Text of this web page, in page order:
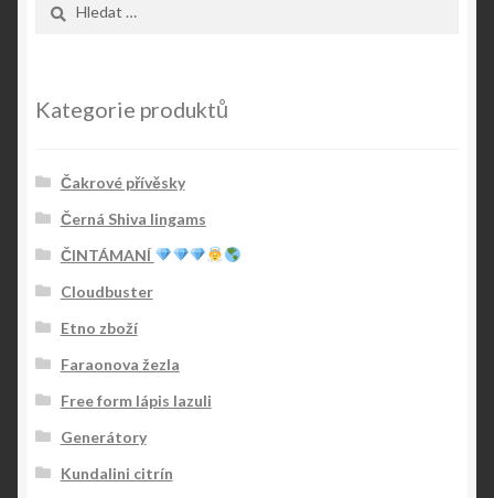
Kategorie produktů
Čakrové přívěsky
Černá Shiva lingams
ČINTÁMANÍ
Cloudbuster
Etno zboží
Faraonova žezla
Free form lápis lazuli
Generátory
Kundalini citrín